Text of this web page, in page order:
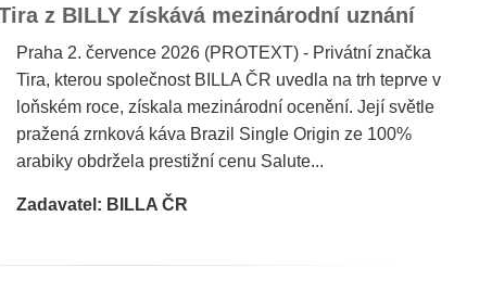
z BILLY získává mezinárodní uznání
Praha 2. července 2026 (PROTEXT) - Privátní značka
Tira, kterou společnost BILLA ČR uvedla na trh teprve v
loňském roce, získala mezinárodní ocenění. Její světle
pražená zrnková káva Brazil Single Origin ze 100%
arabiky obdržela prestižní cenu Salute...
Zadavatel: BILLA ČR